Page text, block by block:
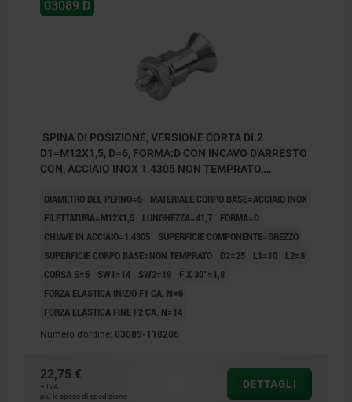
03089 D
SPINA DI POSIZIONE, VERSIONE CORTA DI.2
D1=M12X1,5, D=6, FORMA:D CON INCAVO D'ARRESTO
CON, ACCIAIO INOX 1.4305 NON TEMPRATO,
DIAMETRO DEL PERNO=6
MATERIALE CORPO BASE=ACCIAIO INOX
FILETTATURA=M12X1,5
LUNGHEZZA=41,7
FORMA=D
CHIAVE IN ACCIAIO=1.4305
SUPERFICIE COMPONENTE=GREZZO
SUPERFICIE CORPO BASE=NON TEMPRATO
D2=25 L1=10
L2=8
CORSA S=6
SW1=14 SW2=19
F X 30°=1,8
FORZA ELASTICA INIZIO F1 CA. N=6
FORZA ELASTICA FINE F2 CA. N=14
Numero d’ordine: 03089-118206
22,75 €
+ IVA
più le spese di spedizione
DETTAGLI